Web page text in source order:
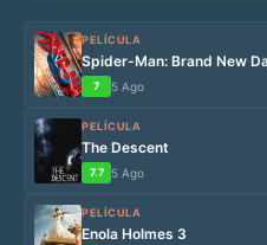
PELÍCULA
Spider-Man: Brand New
7 5 Ago
PELÍCULA
The Descent
7.7 5 Ago
PELÍCULA
Enola Holmes 3